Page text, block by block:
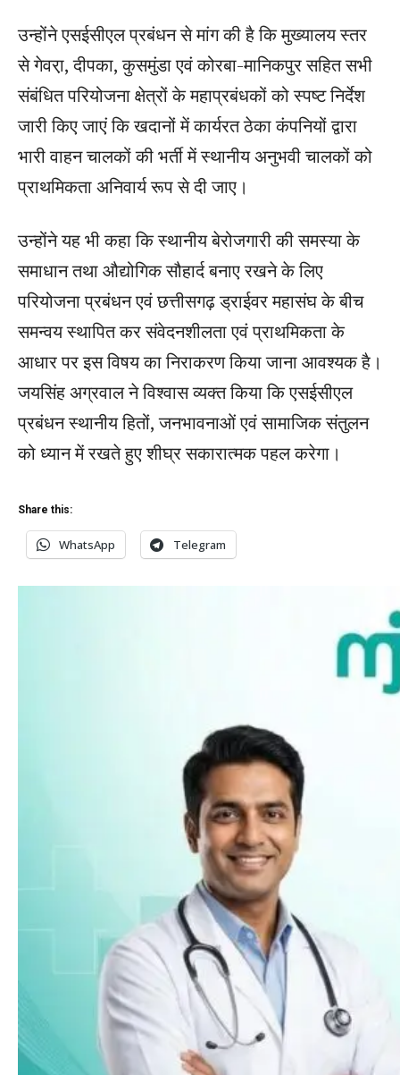
उन्होंने एसईसीएल प्रबंधन से मांग की है कि मुख्यालय स्तर
से गेवरा़, दीपका, कुसमुंडा एवं कोरबा-मानिकपुर सहित सभी
संबंधित परियोजना क्षेत्रों के महाप्रबंधकों को स्पष्ट निर्देश
जारी किए जाएं कि खदानों में कार्यरत ठेका कंपनियों द्वारा
भारी वाहन चालकों की भर्ती में स्थानीय अनुभवी चालकों को
प्राथमिकता अनिवार्य रूप से दी जाए।
उन्होंने यह भी कहा कि स्थानीय बेरोजगारी की समस्या के
समाधान तथा औद्योगिक सौहार्द बनाए रखने के लिए
परियोजना प्रबंधन एवं छत्तीसगढ़ ड्राईवर महासंघ के बीच
समन्वय स्थापित कर संवेदनशीलता एवं प्राथमिकता के
आधार पर इस विषय का निराकरण किया जाना आवश्यक है।
जयसिंह अग्रवाल ने विश्वास व्यक्त किया कि एसईसीएल
प्रबंधन स्थानीय हितों, जनभावनाओं एवं सामाजिक संतुलन
को ध्यान में रखते हुए शीघ्र सकारात्मक पहल करेगा।
Share this:
WhatsApp Telegram